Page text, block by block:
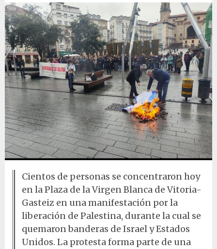
Cientos de personas se concentraron hoy
en la Plaza de la Virgen Blanca de Vitoria-
Gasteiz en una manifestación por la
liberación de Palestina, durante la cual se
quemaron banderas de Israel y Estados
Unidos. La protesta forma parte de una